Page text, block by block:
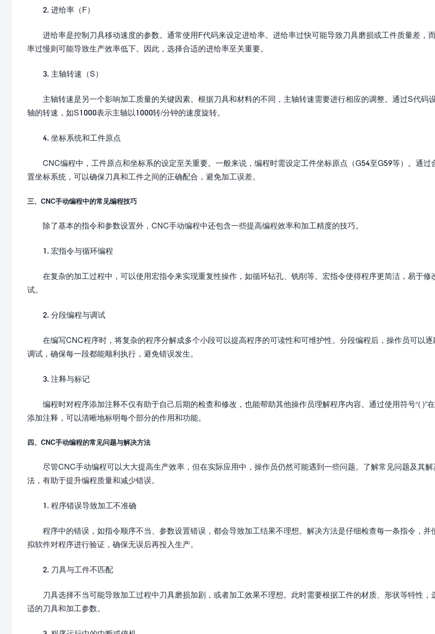
2. 进给率（F）
进给率是控制刀具移动速度的参数。通常使用F代码来设定进给率。进给率过快可能导致刀具磨损或工件质量差，
率过慢则可能导致生产效率低下。因此，选择合适的进给率至关重要。
3. 主轴转速（S）
主轴转速是另一个影响加工质量的关键因素。根据刀具和材料的不同，主轴转速需要进行相应的调整。通过S代码
轴的转速，如S1000表示主轴以1000转/分钟的速度旋转。
4. 坐标系统和工件原点
CNC编程中，工件原点和坐标系的设定至关重要。一般来说，编程时需设定工件坐标原点（G54至G59等）。通过
置坐标系统，可以确保刀具和工件之间的正确配合，避免加工误差。
三、CNC手动编程中的常见编程技巧
除了基本的指令和参数设置外，CNC手动编程中还包含一些提高编程效率和加工精度的技巧。
1. 宏指令与循环编程
在复杂的加工过程中，可以使用宏指令来实现重复性操作，如循环钻孔、铣削等。宏指令使得程序更简洁，易于修
试。
2. 分段编程与调试
在编写CNC程序时，将复杂的程序分解成多个小段可以提高程序的可读性和可维护性。分段编程后，操作员可以逐
调试，确保每一段都能顺利执行，避免错误发生。
3. 注释与标记
编程时对程序添加注释不仅有助于自己后期的检查和修改，也能帮助其他操作员理解程序内容。通过使用符号“( )”
添加注释，可以清晰地标明每个部分的作用和功能。
四、CNC手动编程的常见问题与解决方法
尽管CNC手动编程可以大大提高生产效率，但在实际应用中，操作员仍然可能遇到一些问题。了解常见问题及其解
法，有助于提升编程质量和减少错误。
1. 程序错误导致加工不准确
程序中的错误，如指令顺序不当、参数设置错误，都会导致加工结果不理想。解决方法是仔细检查每一条指令，并
拟软件对程序进行验证，确保无误后再投入生产。
2. 刀具与工件不匹配
刀具选择不当可能导致加工过程中刀具磨损加剧，或者加工效果不理想。此时需要根据工件的材质、形状等特性，
适的刀具和加工参数。